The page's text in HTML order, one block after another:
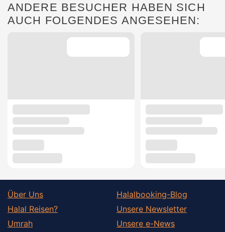
ANDERE BESUCHER HABEN SICH
AUCH FOLGENDES ANGESEHEN:
Über Uns
Halal Reisen?
Umrah
Halalbooking-Blog
Unsere Newsletter
Unsere e-News